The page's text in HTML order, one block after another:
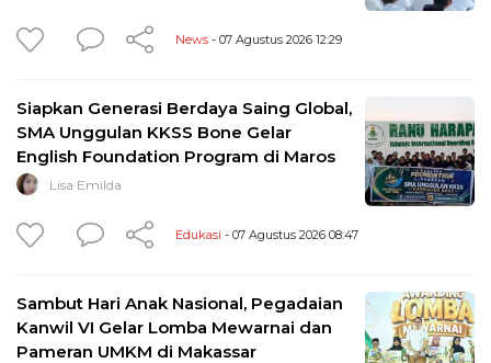
News - 07 Agustus 2026 12:29
Siapkan Generasi Berdaya Saing Global,
SMA Unggulan KKSS Bone Gelar
English Foundation Program di Maros
Lisa Emilda
Edukasi - 07 Agustus 2026 08:47
Sambut Hari Anak Nasional, Pegadaian
Kanwil VI Gelar Lomba Mewarnai dan
Pameran UMKM di Makassar